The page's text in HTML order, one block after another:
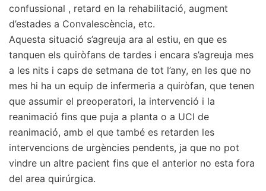
confussional , retard en la rehabilitació, augment
d’estades a Convalescència, etc.
Aquesta situació s’agreuja ara al estiu, en que es
tanquen els quiròfans de tardes i encara s’agreuja mes
a les nits i caps de setmana de tot l’any, en les que no
mes hi ha un equip de infermeria a quiròfan, que tenen
que assumir el preoperatori, la intervenció i la
reanimació fins que puja a planta o a UCI de
reanimació, amb el que també es retarden les
intervencions de urgències pendents, ja que no pot
vindre un altre pacient fins que el anterior no esta fora
del area quirúrgica.